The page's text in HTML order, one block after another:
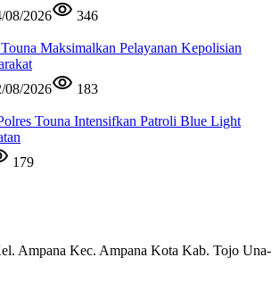
08/2026
346
Maksimalkan Pelayanan Kepolisian
08/2026
183
Touna Intensifkan Patroli Blue Light
179
Ampana Kec. Ampana Kota Kab. Tojo Una-